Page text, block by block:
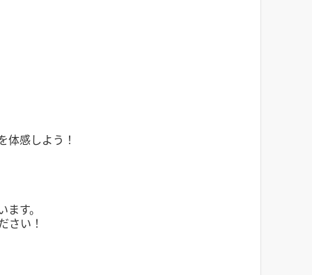
体感しよう！
す。
さい！